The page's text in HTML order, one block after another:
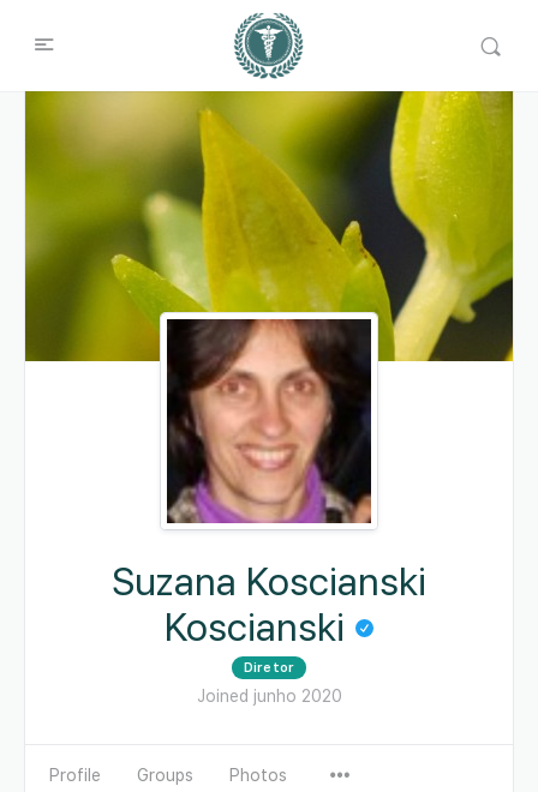
Suzana Koscianski
Koscianski
Diretor
Joined junho 2020
Profile Groups Photos